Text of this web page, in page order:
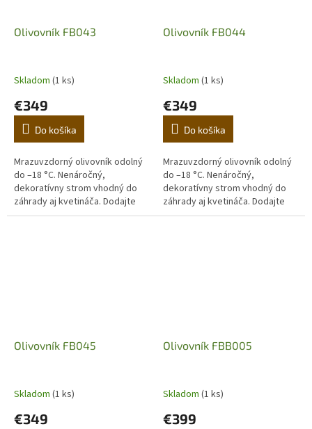
Olivovník FB043
Skladom (1 ks)
€349
Do košíka
Mrazuvzdorný olivovník odolný
do –18 °C. Nenáročný,
dekoratívny strom vhodný do
záhrady aj kvetináča. Dodajte
domovu stredomorskú
Olivovník FB044
Skladom (1 ks)
€349
Do košíka
Mrazuvzdorný olivovník odolný
do –18 °C. Nenáročný,
dekoratívny strom vhodný do
záhrady aj kvetináča. Dodajte
domovu stredomorskú
Olivovník FB045
Skladom (1 ks)
€349
Olivovník FBB005
Skladom (1 ks)
€399